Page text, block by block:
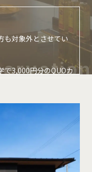
も対象外とさせてい
で3,000円分のQUOカ
ります。
ングによって異な